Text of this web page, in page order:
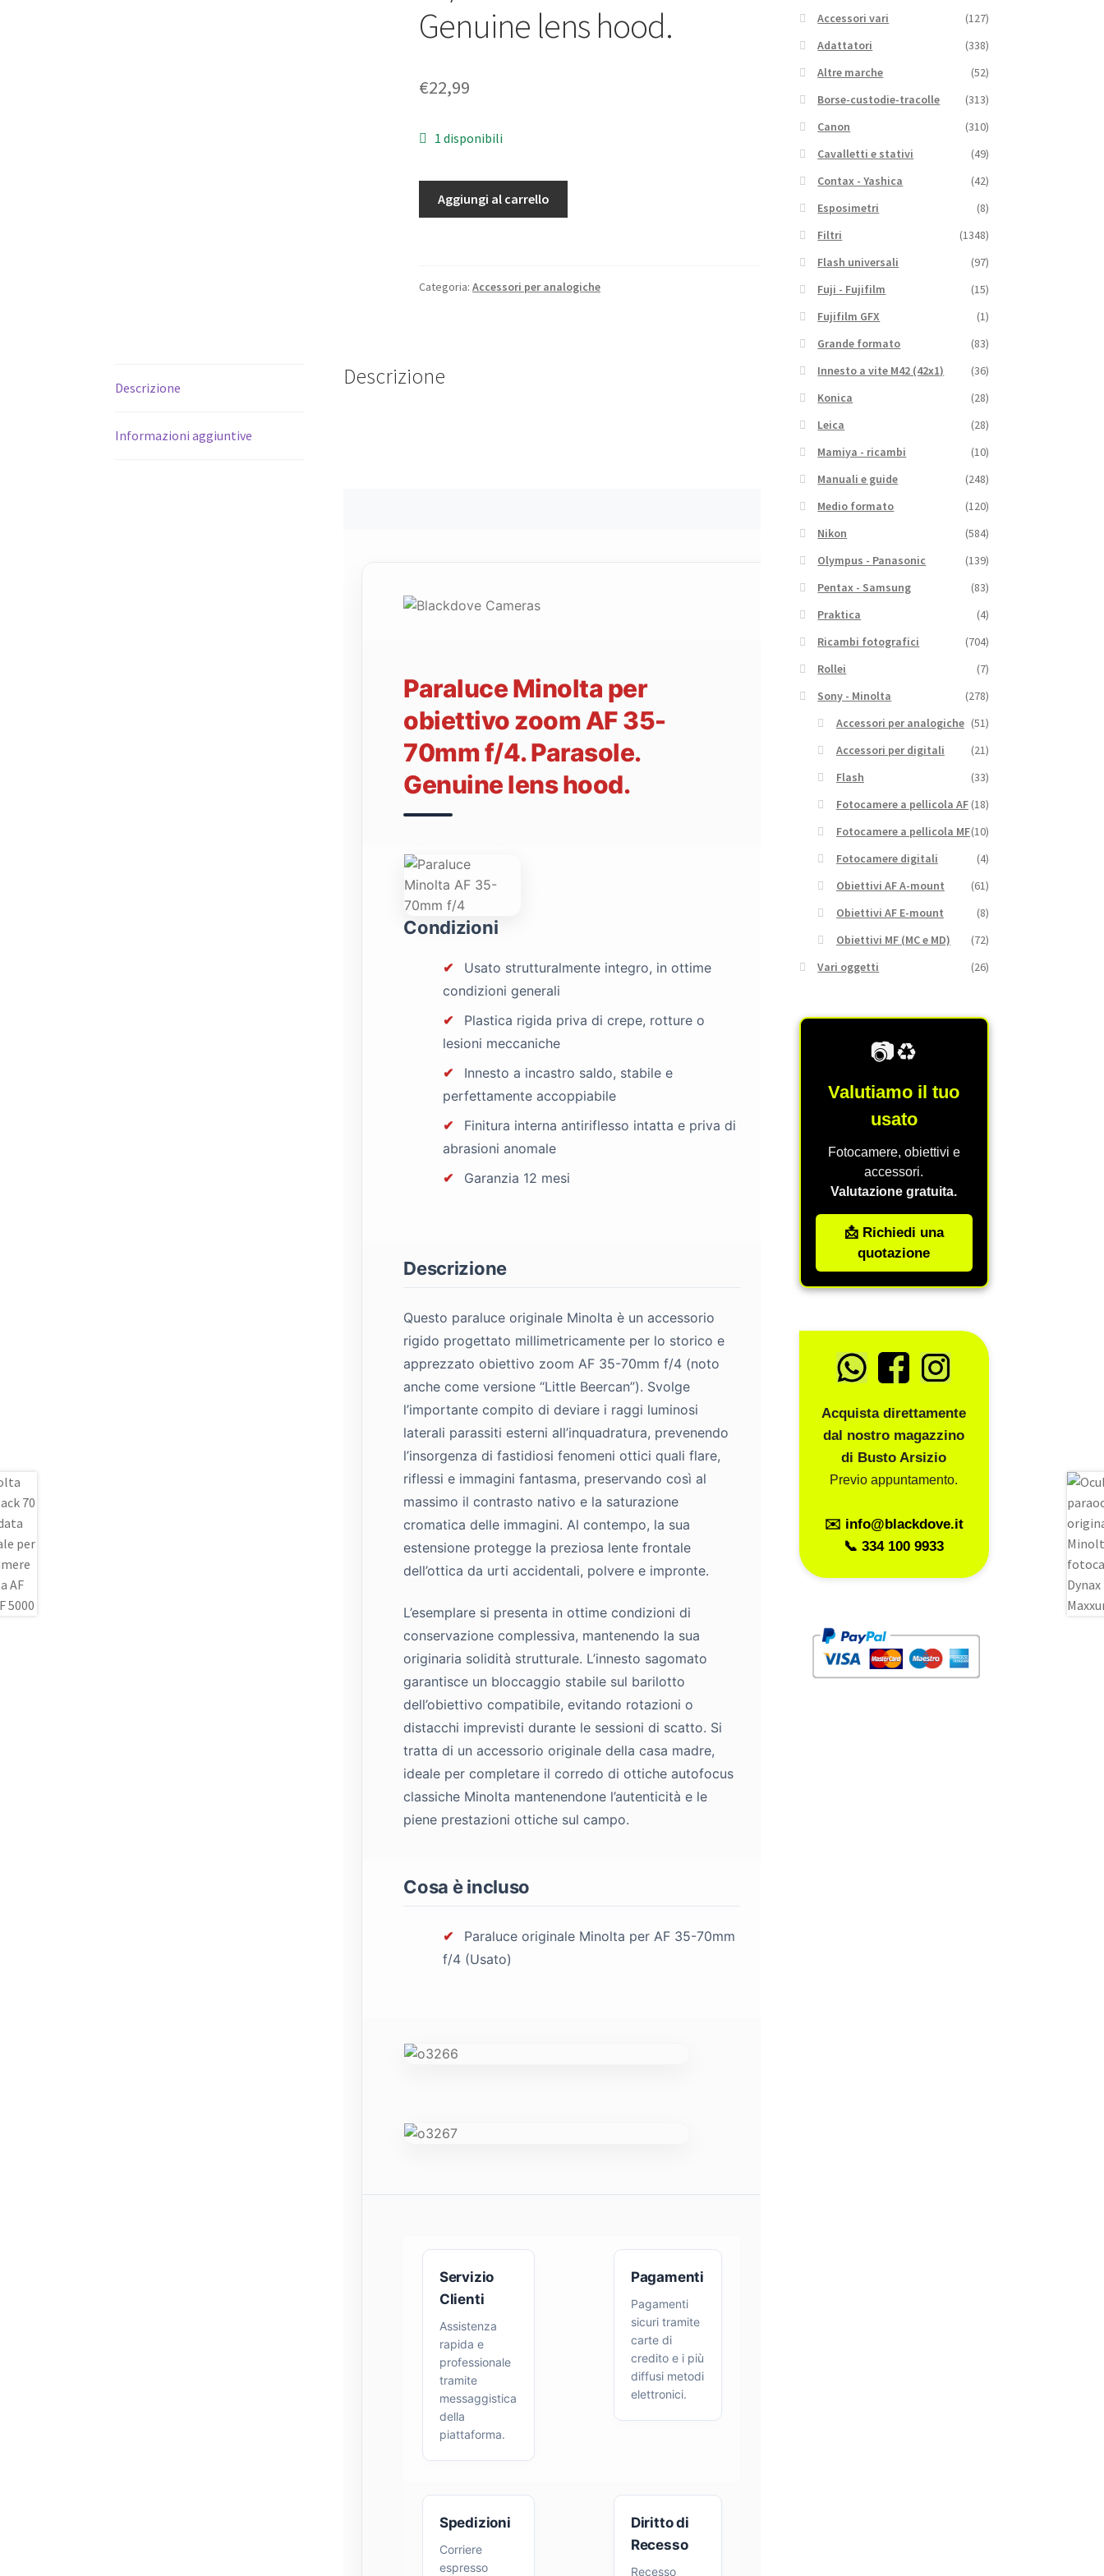
Genuine lens hood.
€22,99
1 disponibili
Minolta
AF
Genuine
Aggiungi al carrello
Categoria:Accessori per analogiche
Descrizione
Informazioni aggiuntive
Descrizione
Paraluce Minolta per
obiettivo zoom AF 35-
70mm f/4. Parasole.
Genuine lens hood.
Condizioni
✔
Usato strutturalmente integro, in ottime
condizioni generali
✔
Plastica rigida priva di crepe, rotture o
lesioni meccaniche
✔
Innesto a incastro saldo, stabile e
perfettamente accoppiabile
✔
Finitura interna antiriflesso intatta e priva di
abrasioni anomale
✔
Garanzia 12 mesi
Descrizione
Questo paraluce originale Minolta è un accessorio
rigido progettato millimetricamente per lo storico e
apprezzato obiettivo zoom AF 35-70mm f/4 (noto
anche come versione “Little Beercan”). Svolge
l’importante compito di deviare i raggi luminosi
laterali parassiti esterni all’inquadratura, prevenendo
l’insorgenza di fastidiosi fenomeni ottici quali flare,
riflessi e immagini fantasma, preservando così al
massimo il contrasto nativo e la saturazione
cromatica delle immagini. Al contempo, la sua
estensione protegge la preziosa lente frontale
dell’ottica da urti accidentali, polvere e impronte.
L’esemplare si presenta in ottime condizioni di
conservazione complessiva, mantenendo la sua
originaria solidità strutturale. L’innesto sagomato
garantisce un bloccaggio stabile sul barilotto
dell’obiettivo compatibile, evitando rotazioni o
distacchi imprevisti durante le sessioni di scatto. Si
tratta di un accessorio originale della casa madre,
ideale per completare il corredo di ottiche autofocus
classiche Minolta mantenendone l’autenticità e le
piene prestazioni ottiche sul campo.
Cosa è incluso
✔
Paraluce originale Minolta per AF 35-70mm
f/4 (Usato)
Servizio
Clienti
Assistenza
rapida e
professionale
tramite
messaggistica
della
piattaforma.
Pagamenti
Pagamenti
sicuri tramite
carte di
credito e i più
diffusi metodi
elettronici.
Spedizioni
Corriere
espresso
Diritto di
Recesso
Recesso
Accessori vari
(127)
Adattatori
(338)
Altre marche
(52)
Borse-custodie-tracolle
(313)
Canon
(310)
Cavalletti e stativi
(49)
Contax - Yashica
(42)
Esposimetri
(8)
Filtri
(1348)
Flash universali
(97)
Fuji - Fujifilm
(15)
Fujifilm GFX
(1)
Grande formato
(83)
Innesto a vite M42 (42x1)
(36)
Konica
(28)
Leica
(28)
Mamiya - ricambi
(10)
Manuali e guide
(248)
Medio formato
(120)
Nikon
(584)
Olympus - Panasonic
(139)
Pentax - Samsung
(83)
Praktica
(4)
Ricambi fotografici
(704)
Rollei
(7)
Sony - Minolta
(278)
Accessori per analogiche (51)
Accessori per digitali
(21)
Flash
(33)
Fotocamere a pellicola AF (18)
Fotocamere a pellicola MF(10)
Fotocamere digitali
(4)
Obiettivi AF A-mount
(61)
Obiettivi AF E-mount
(8)
Obiettivi MF (MC e MD)
(72)
Vari oggetti
(26)
📷♻️
Valutiamo il tuo
usato
Fotocamere, obiettivi e
accessori.
Valutazione gratuita.
📩 Richiedi una
quotazione
Acquista direttamente
dal nostro magazzino
di Busto Arsizio
Previo appuntamento.
✉️ info@blackdove.it
📞 334 100 9933